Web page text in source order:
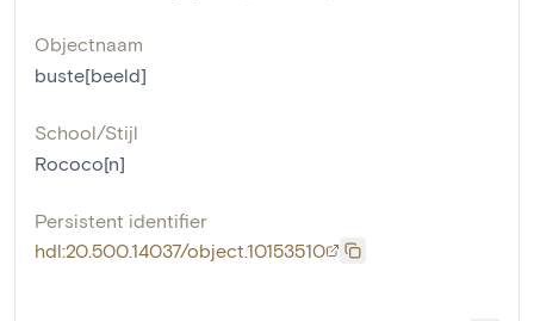
Objectnaam
buste[beeld]
School/Stijl
Rococo[n]
Persistent identifier
hdl:20.500.14037/object.10153510